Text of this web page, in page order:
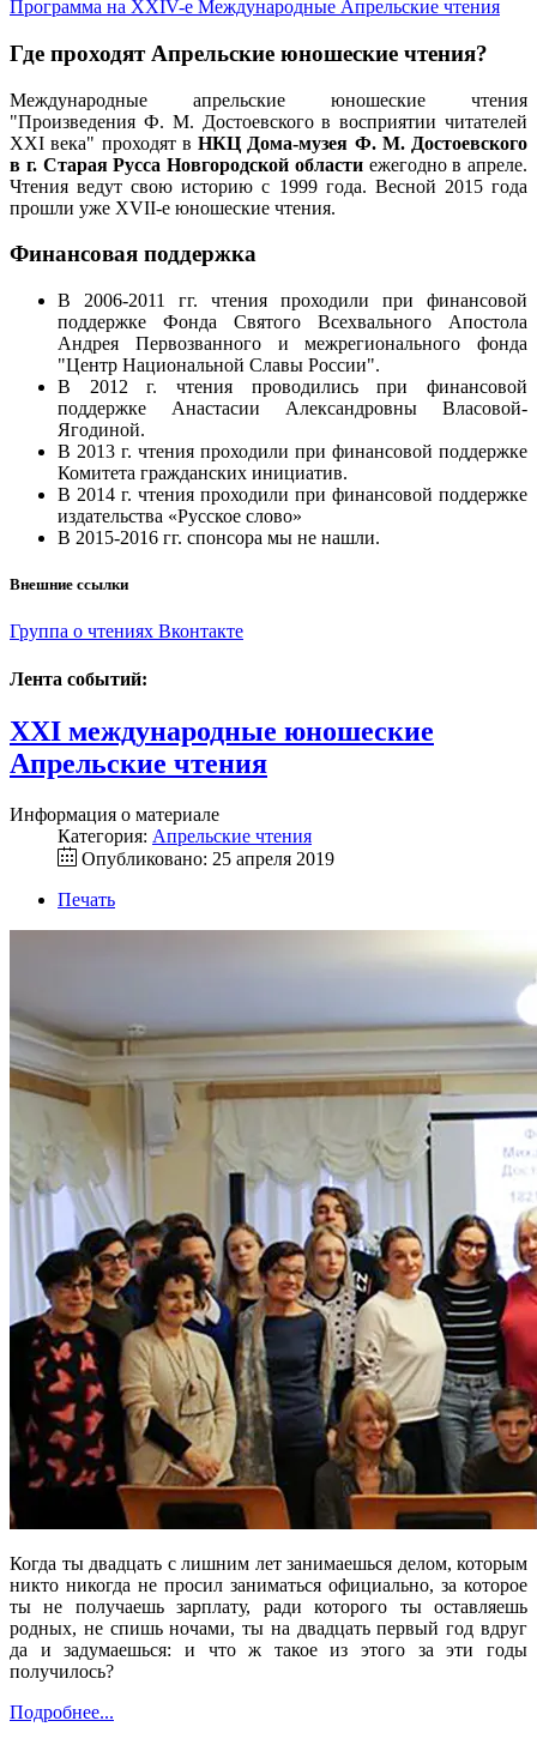
Программа на ХХIV-е Международные Апрельские чтения
Где проходят Апрельские юношеские чтения?
Международные апрельские юношеские чтения
"Произведения Ф. М. Достоевского в восприятии читателей
XXI века" проходят в НКЦ Дома-музея Ф. М. Достоевского
в г. Старая Русса Новгородской областиежегодно в апреле.
Чтения ведут свою историю с 1999 года. Весной 2015 года
прошли уже XVII-е юношеские чтения.
Финансовая поддержка
В 2006-2011 гг. чтения проходили при финансовой
поддержке Фонда Святого Всехвального Апостола
Андрея Первозванного и межрегионального фонда
"Центр Национальной Славы России".
В 2012 г. чтения проводились при финансовой
поддержке Анастасии Александровны Власовой-
Ягодиной.
В 2013 г. чтения проходили при финансовой поддержке
Комитета гражданских инициатив.
В 2014 г. чтения проходили при финансовой поддержке
издательства «Русское слово»
В 2015-2016 гг. спонсора мы не нашли.
Внешние ссылки
Группа о чтениях Вконтакте
Лента событий:
XXI международные юношеские
Апрельские чтения
Информация о материале
Категория: Апрельские чтения
Опубликовано: 25 апреля 2019
Печать
Когда ты двадцать с лишним лет занимаешься делом, которым
никто никогда не просил заниматься официально, за которое
ты не получаешь зарплату, ради которого ты оставляешь
родных, не спишь ночами, ты на двадцать первый год вдруг
да и задумаешься: и что ж такое из этого за эти годы
получилось?
Подробнее...